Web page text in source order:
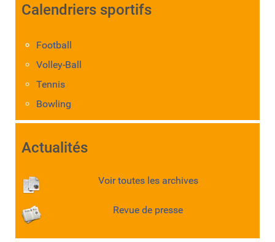
Calendriers sportifs
Football
Volley-Ball
Tennis
Bowling
Actualités
Voir toutes les archives
Revue de presse